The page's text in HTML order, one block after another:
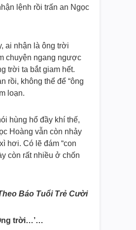
lệnh rồi trấn an Ngọc
ai nhận là ông trời
chuyện ngang ngược
trời ta bắt giam hết.
rồi, không thể để “ông
loạn.
hùng hổ đầy khí thế,
Hoàng vẫn còn nhảy
hơi. Có lẽ đám “con
còn rất nhiều ở chốn
Báo Tuổi Trẻ Cười
trời…’…